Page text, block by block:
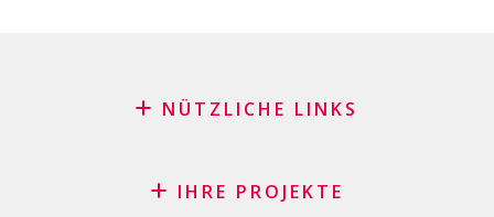
NÜTZLICHE LINKS
Antrag auf Patenschaft
IHRE PROJEKTE